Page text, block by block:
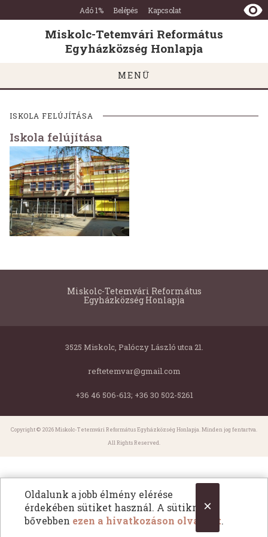
×
Oldalunk a jobb élmény elérése
érdekében sütiket használ. A sütikről
bővebben ezen a hivatkozáson olvashat.
Miskolc-
Tetemvári
Református
Egyházközség
Honlapja
Ugrás a tartalomra
Ugrás a láblécre
Adó 1% Belépés Kapcsolat
Miskolc-Tetemvári Református
Egyházközség Honlapja
MENÜ
ISKOLA FELÚJÍTÁSA
Iskola felújítása
Miskolc-Tetemvári Református
Egyházközség Honlapja
3525 Miskolc, Palóczy László utca 21.
reftetemvar@gmail.com
+36 46 506-613; +36 30 502-5261
Copyright © 2026 Miskolc-Tetemvári Református Egyházközség Honlapja. Minden jog fentartva.
All Rights Reserved.